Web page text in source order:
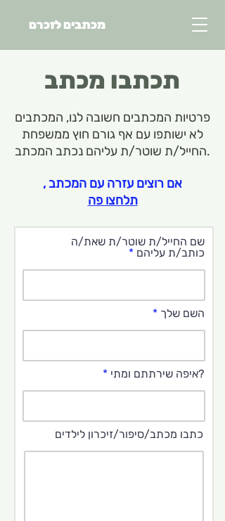
מכתבים לזכרם
תכתבו מכתב
פרטיות המכתבים חשובה לנו, המכתבים
לא ישותפו עם אף גורם חוץ ממשפחת
החייל/ת שוטר/ת עליהם נכתב המכתב.
אם רוצים עזרה עם המכתב ,
תלחצו פה
שם החייל/ת שוטר/ת שאת/ה
כותב/ת עליהם
השם שלך
?איפה שירתתם ומתי
כתבו מכתב/סיפור/זיכרון לילדים